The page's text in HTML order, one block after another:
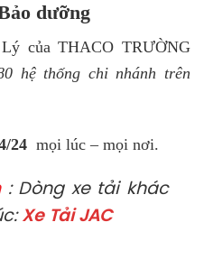
dưỡng
của THACO TRƯỜNG
hệ thống chi nhánh trên
24 mọi lúc – mọi nơi.
: Dòng xe tải khác
Xe Tải JAC